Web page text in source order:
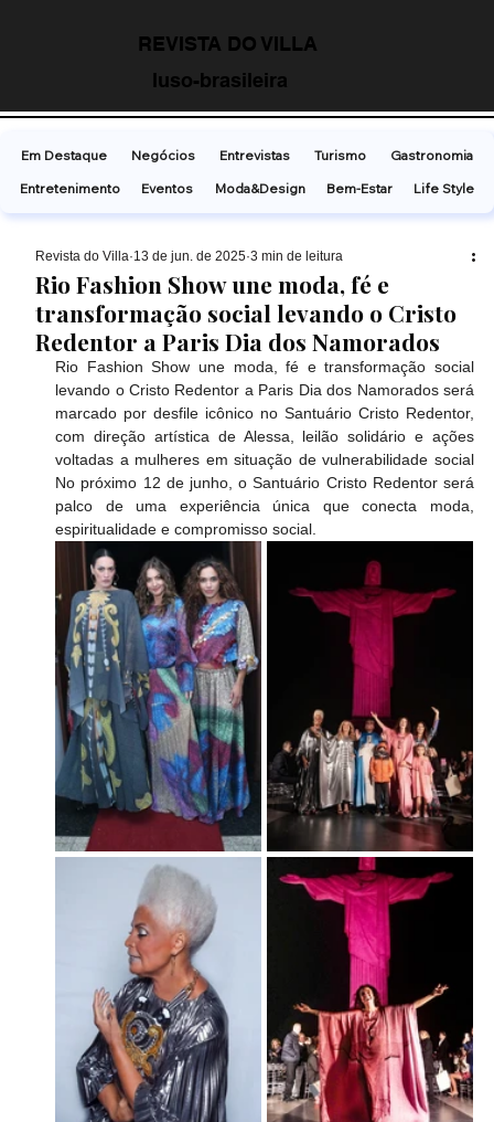
REVISTA DO VILLA
luso-brasileira
Rio Fashion Show une moda, fé e
transformação social levando o Cristo
Redentor a Paris Dia dos Namorados
Revista do Villa 13 de jun. de 2025 3 min de leitura
Rio Fashion Show une moda, fé e transformação social
levando o Cristo Redentor a Paris Dia dos Namorados será
marcado por desfile icônico no Santuário Cristo Redentor,
com direção artística de Alessa, leilão solidário e ações
voltadas a mulheres em situação de vulnerabilidade social
No próximo 12 de junho, o Santuário Cristo Redentor será
palco de uma experiência única que conecta moda,
espiritualidade e compromisso social.
Em Destaque Negócios Entrevistas Turismo
Gastronomia
Entretenimento
Eventos Moda&Design Bem-Estar Life Style